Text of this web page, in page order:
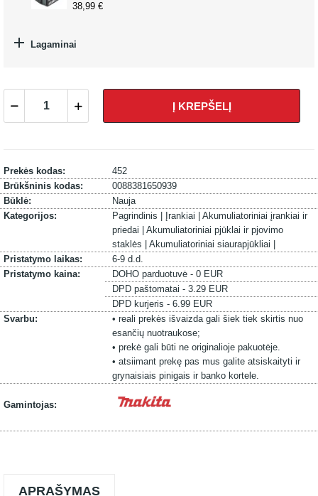
38,99 €
 Lagaminai
Į KREPŠELĮ
Prekės kodas:
452
Brūkšninis kodas:
0088381650939
Būklė:
Nauja
Kategorijos:
Pagrindinis | Įrankiai | Akumuliatoriniai įrankiai ir
priedai | Akumuliatoriniai pjūklai ir pjovimo
staklės | Akumuliatoriniai siaurapjūkliai |
Pristatymo laikas:
6-9 d.d.
Pristatymo kaina:
DOHO parduotuvė - 0 EUR
DPD paštomatai - 3.29 EUR
DPD kurjeris - 6.99 EUR
Svarbu:
• reali prekės išvaizda gali šiek tiek skirtis nuo
esančių nuotraukose;
• prekė gali būti ne originalioje pakuotėje.
• atsiimant prekę pas mus galite atsiskaityti ir
grynaisiais pinigais ir banko kortele.
Gamintojas:
APRAŠYMAS